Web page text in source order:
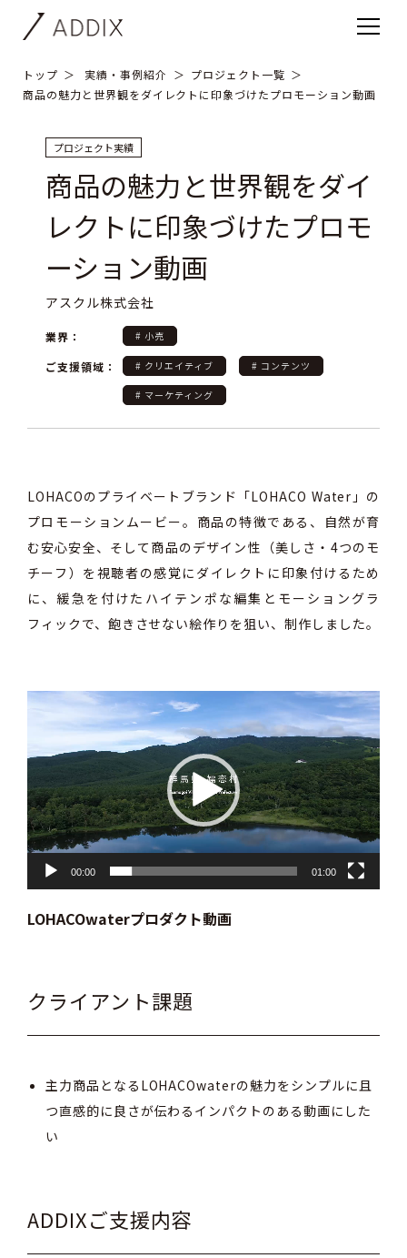
トップ 実績・事例紹介
プロジェクト一覧
商品の魅力と世界観をダイレクトに印象づけたプロモーション動画
プロジェクト実績
商品の魅力と世界観をダイ
レクトに印象づけたプロモ
ーション動画
アスクル株式会社
業界： # 小売
ご支援領域： # クリエイティブ # コンテンツ
# マーケティング
LOHACOのプライベートブランド「LOHACO Water」の
プロモーションムービー。商品の特徴である、自然が育
む安心安全、そして商品のデザイン性（美しさ・4つのモ
チーフ）を視聴者の感覚にダイレクトに印象付けるため
に、緩急を付けたハイテンポな編集とモーショングラ
フィックで、飽きさせない絵作りを狙い、制作しました。
動
レ
ヤ
ー
00:00 01:00
LOHACOwaterプロダクト動画
クライアント課題
主力商品となるLOHACOwaterの魅力をシンプルに且
つ直感的に良さが伝わるインパクトのある動画にした
い
ADDIXご支援内容